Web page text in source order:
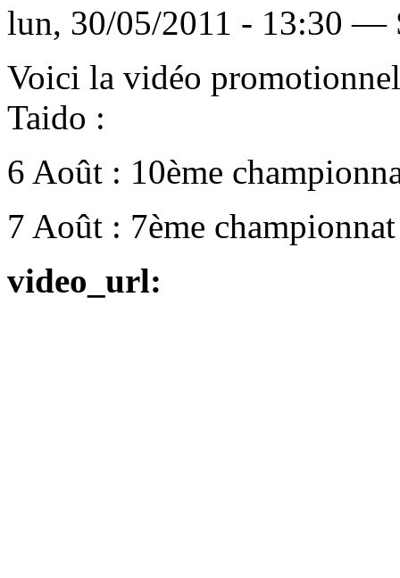
lun, 30/05/2011 - 13:30 —
Voici la vidéo
Taido :
6 Août : 10ème
7 Août : 7ème
video_url: